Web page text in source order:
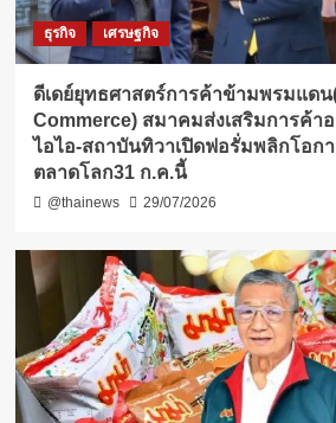
ธุรกิจ เศรษฐกิจ
ดีเดย์ยุทธศาสตร์การค้าข้ามพรมแด
Commerce) สมาคมส่งเสริมการค้าอ
ไอไอ-สถาบันทิวาเปิดฟอรั่มพลิกโอกา
ตลาดโลก31 ก.ค.นี้
@thainews 29/07/2026